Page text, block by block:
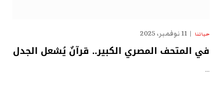
حياتنا 11 نوفمبر، 2025
في المتحف المصري الكبير.. قرآنٌ يُشعل الجدل
…